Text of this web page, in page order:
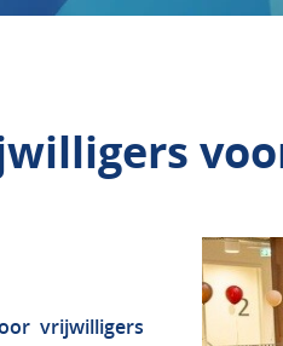
vrijwilligers